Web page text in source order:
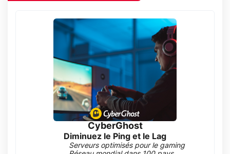
CyberGhost
Diminuez le Ping et le Lag
Serveurs optimisés pour le gaming